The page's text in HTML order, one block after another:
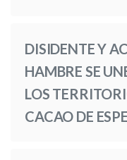
DISIDENTE Y
HAMBRE SE
LOS
CACAO DE